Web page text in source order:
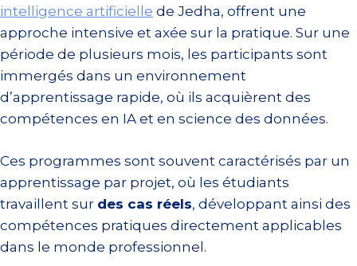
intelligence artificielle de Jedha, offrent une
approche intensive et axée sur la pratique. Sur une
période de plusieurs mois, les participants sont
immergés dans un environnement
d’apprentissage rapide, où ils acquièrent des
compétences en IA et en science des données.
Ces programmes sont souvent caractérisés par un
apprentissage par projet, où les étudiants
travaillent sur des cas réels, développant ainsi des
compétences pratiques directement applicables
dans le monde professionnel.